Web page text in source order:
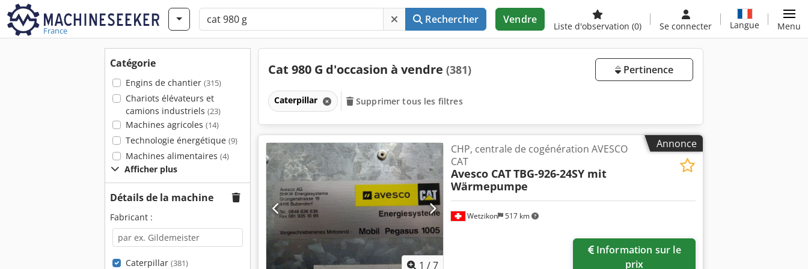
France
Rechercher Vendre
Liste d'observation (0) Se connecter Langue Menu
Catégorie
Engins de chantier (315)
Chariots élévateurs et
camions industriels (23)
Machines agricoles (14)
Technologie énergétique (9)
Machines alimentaires (4)
Afficher plus
Détails de la machine
Fabricant :
Caterpillar (381)
Cat 980 G d'occasion à vendre (381) Pertinence
Caterpillar Supprimer tous les filtres
Annonce
1 /7
Wetzikon 517 km
CHP, centrale de cogénération AVESCO
CAT
Avesco CATTBG-926-24SY mit
Wärmepumpe
Information sur le
prix